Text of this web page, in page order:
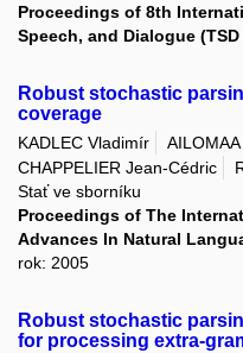
Proceedings of 8th
Speech, and Dialogue (TSD
Robust stochastic
coverage
KADLEC Vladimír
CHAPPELIER Jean-Cédric
Stať ve sborníku
Proceedings of The
Advances In Natural
rok: 2005
Robust stochastic
for processing extra-